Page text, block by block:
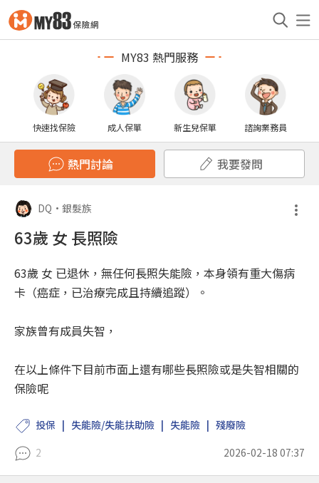
MY83 熱門服務
快速找保險 成人保單 新生兒保單 諮詢業務員
熱門討論 我要發問
DQ • 銀髮族
63歲 女 長照險
63歲 女 已退休，無任何長照失能險，本身領有重大傷病
卡（癌症，已治療完成且持續追蹤）。
家族曾有成員失智，
在以上條件下目前市面上還有哪些長照險或是失智相關的
保險呢
投保 失能險/失能扶助險 失能險
殘廢險
2
2026-02-18 07:37